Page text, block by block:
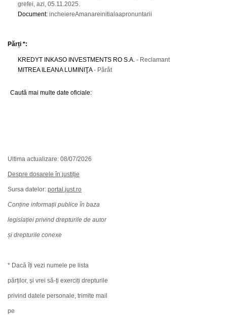
grefei, azi, 05.11.2025.
Document: incheiereAmanareinitialaapronuntarii
Părți *:
KREDYT INKASO INVESTMENTS RO S.A. - Reclamant
MITREA ILEANA LUMINIŢA- Pârât
Caută mai multe date oficiale:
Ultima actualizare: 08/07/2026
Despre dosarele în justiție
Sursa datelor: portal.just.ro
Conține informații publice în baza
legislației privind drepturile de autor
și drepturile conexe
* Dacă îți vezi numele pe lista
părților, și vrei să-ți exerciți drepturile
privind datele personale, trimite mail
pe